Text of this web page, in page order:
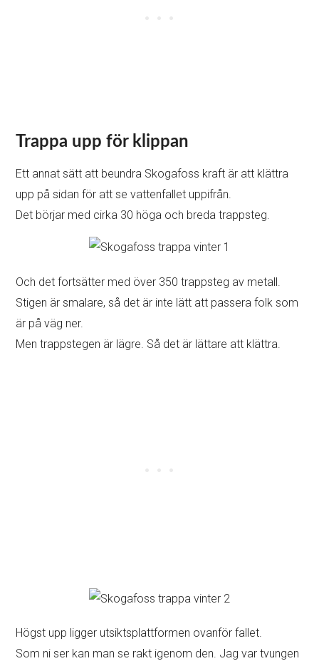
Trappa upp för klippan
Ett annat sätt att beundra Skogafoss kraft är att klättra
upp på sidan för att se vattenfallet uppifrån.
Det börjar med cirka 30 höga och breda trappsteg.
Och det fortsätter med över 350 trappsteg av metall.
Stigen är smalare, så det är inte lätt att passera folk som
är på väg ner.
Men trappstegen är lägre. Så det är lättare att klättra.
Högst upp ligger utsiktsplattformen ovanför fallet.
Som ni ser kan man se rakt igenom den. Jag var tvungen